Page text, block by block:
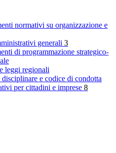
normativi su organizzazione e
generali 3
di programmazione strategico-
leggi regionali
e codice di condotta
per cittadini e imprese 8